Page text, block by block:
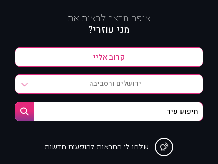
איפה תרצה לראות את
מני עוזרי?
ירושלים והסביבה
שלחו לי התראות להופעות חדשות